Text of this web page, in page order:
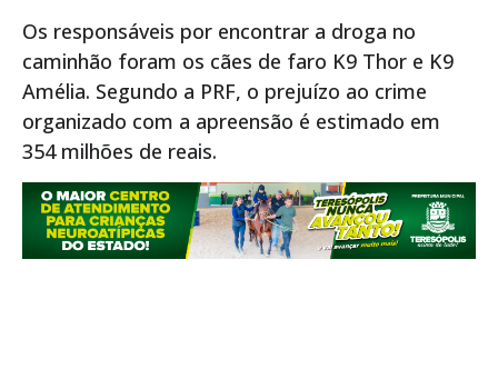
Os responsáveis por encontrar a droga no
caminhão foram os cães de faro K9 Thor e K9
Amélia. Segundo a PRF, o prejuízo ao crime
organizado com a apreensão é estimado em
354 milhões de reais.